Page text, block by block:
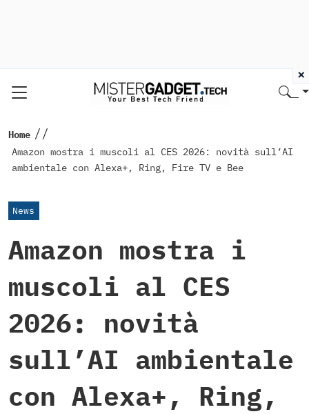
Home //
Amazon mostra i muscoli al CES 2026: novità sull’AI
ambientale con Alexa+, Ring, Fire TV e Bee
News
Amazon mostra i
muscoli al CES
2026: novità
sull’AI ambientale
con Alexa+, Ring,
×